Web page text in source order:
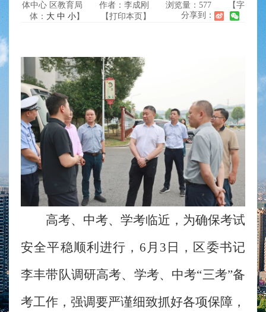
互动交流
体中心 区教育局
作者：李成刚 浏览量： 577
【字
体： 大 中 小】 【打印本页】 分享到：
高考、中考、学考临近，为确保考试
安全平稳顺利进行，6月3日，区委书记
李丰带队调研高考、学考、中考“三考”备
考工作，强调要严谨细致抓好各项保障，